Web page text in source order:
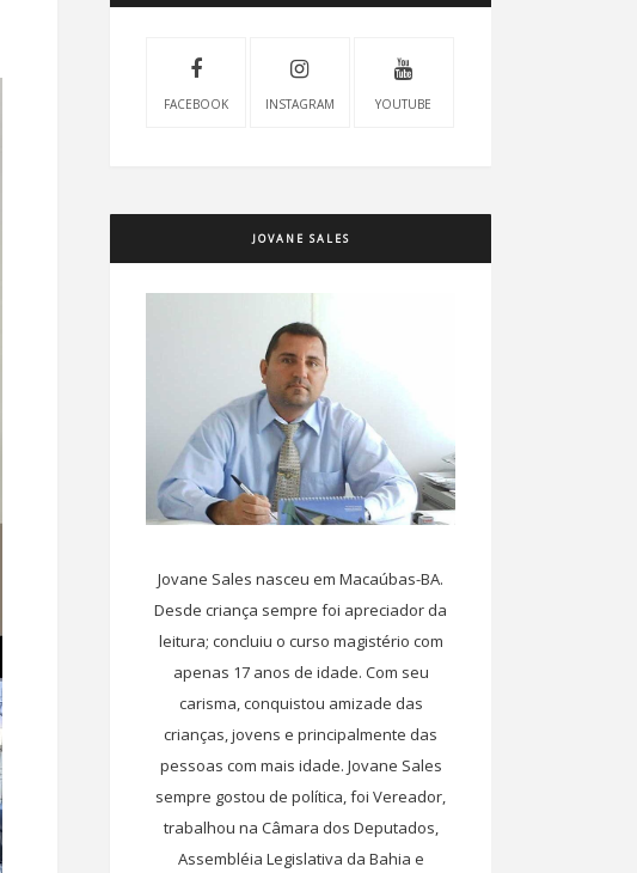
FACEBOOK INSTAGRAM YOUTUBE
JOVANE SALES
Jovane Sales nasceu em Macaúbas-BA.
Desde criança sempre foi apreciador da
leitura; concluiu o curso magistério com
apenas 17 anos de idade. Com seu
carisma, conquistou amizade das
crianças, jovens e principalmente das
pessoas com mais idade. Jovane Sales
sempre gostou de política, foi Vereador,
trabalhou na Câmara dos Deputados,
Assembléia Legislativa da Bahia e